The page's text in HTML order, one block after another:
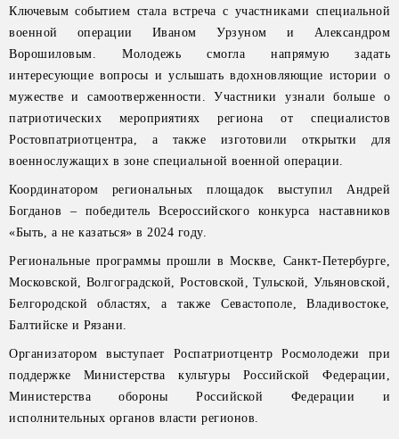
Ключевым событием стала встреча с участниками специальной
военной операции Иваном Урзуном и Александром
Ворошиловым. Молодежь смогла напрямую задать
интересующие вопросы и услышать вдохновляющие истории о
мужестве и самоотверженности. Участники узнали больше о
патриотических мероприятиях региона от специалистов
Ростовпатриотцентра, а также изготовили открытки для
военнослужащих в зоне специальной военной операции.
Координатором региональных площадок выступил Андрей
Богданов – победитель Всероссийского конкурса наставников
«Быть, а не казаться» в 2024 году.
Региональные программы прошли в Москве, Санкт-Петербурге,
Московской, Волгоградской, Ростовской, Тульской, Ульяновской,
Белгородской областях, а также Севастополе, Владивостоке,
Балтийске и Рязани.
Организатором выступает Роспатриотцентр Росмолодежи при
поддержке Министерства культуры Российской Федерации,
Министерства обороны Российской Федерации и
исполнительных органов власти регионов.